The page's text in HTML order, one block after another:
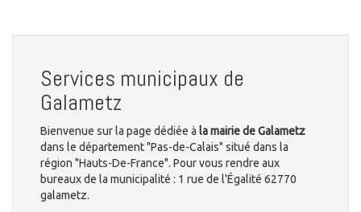
Services municipaux de
Galametz
Bienvenue sur la page dédiée à la mairie de Galametz
dans le département "Pas-de-Calais" situé dans la
région "Hauts-De-France". Pour vous rendre aux
bureaux de la municipalité : 1 rue de l'Égalité 62770
galametz.